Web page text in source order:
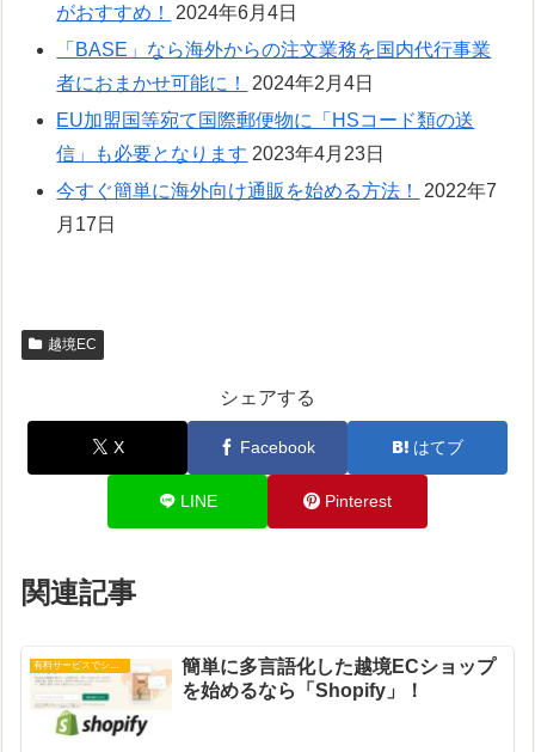
がおすすめ！
2024年6月4日
「BASE」なら海外からの注文業務を国内代行事業
者におまかせ可能に！
2024年2月4日
EU加盟国等宛て国際郵便物に「HSコード類の送
信」も必要となります 2023年4月23日
今すぐ簡単に海外向け通販を始める方法！
2022年7
月17日
越境EC
シェアする
X Facebook はてブ
LINE Pinterest
関連記事
簡単に多言語化した越境ECショップ
を始めるなら「Shopify」！